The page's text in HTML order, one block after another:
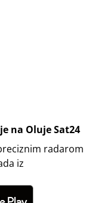
na Oluje Sat24
radarom
iz